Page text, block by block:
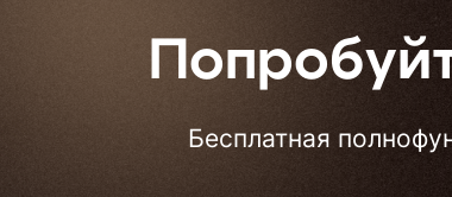
Бесплатная